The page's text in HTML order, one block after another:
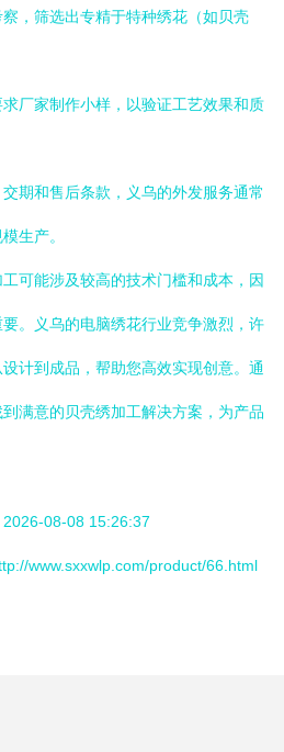
，筛选出专精于特种绣花（如贝壳
厂家制作小样，以验证工艺效果和质
期和售后条款，义乌的外发服务通常
生产。
可能涉及较高的技术门槛和成本，因
。义乌的电脑绣花行业竞争激烈，许
计到成品，帮助您高效实现创意。通
满意的贝壳绣加工解决方案，为产品
2026-08-08 15:26:37
www.sxxwlp.com/product/66.html